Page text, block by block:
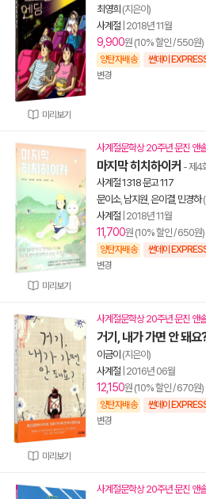
미리보기
최영희 (지은이)
사계절 2018년 11월
9,900원 (10% 할인 / 550원)
양탄자배송 썬데이
변경
미리보기
사계절문학상 20주년 문진 앤
마지막 히치하이커 - 제4
사계절 1318 문고 117
문이소, 남지원 은이결, 민경하(
사계절 2018년 11월
11,700원 (10% 할인 / 650원)
양탄자배송 썬데이
변경
미리보기
사계절문학상 20주년 문진 앤
거기, 내가 가면 안 돼요
이금이 (지은이)
사계절 2016년 06월
12,150원 (10% 할인 / 670원)
양탄자배송 썬데이
변경
사계절문학상 20주년 문진 앤